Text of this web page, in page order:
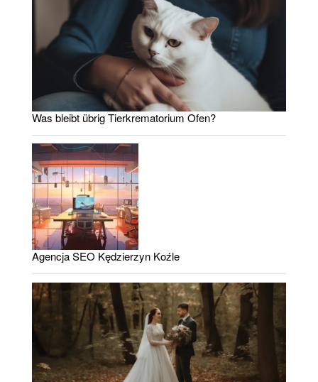
Was bleibt übrig Tierkrematorium Ofen?
Agencja SEO Kędzierzyn Koźle